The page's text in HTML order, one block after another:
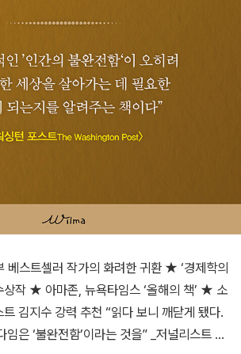
스트셀러 작가의 화려한 귀환 ★ ‘경제학의
상작 ★ 아마존, 뉴욕타임스 ‘올해의 책’ ★ 소
추천 “읽다 보니 깨닫게 됐다.
임은 ‘불완전함’이라는 것을” _저널리스트 김